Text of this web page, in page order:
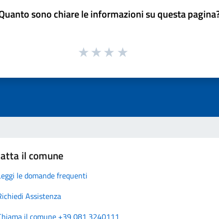
sono chiare le informazioni su questa
il comune
le domande frequenti
Assistenza
il comune +39 081 3240111